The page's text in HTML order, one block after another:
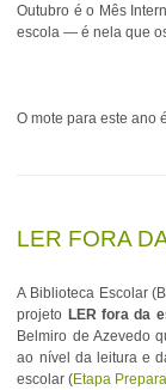
Outubro é o Mês
escola — é nela que
O mote para este ano
LER FORA
A Biblioteca Escolar
projeto LER fora da
Belmiro de Azevedo
ao nível da leitura e
escolar (Etapa